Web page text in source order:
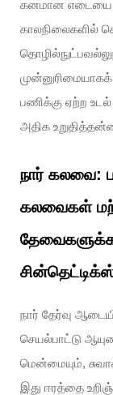
கனமான எடையை
காலநிலைகளில்
பணிக்கு ஏற்ற
அதிக
நார் கலவை:
கலவைகள்
நார் தேர்வு
செயல்பாட்டு
மென்மையும்,
இது ஈரத்தை